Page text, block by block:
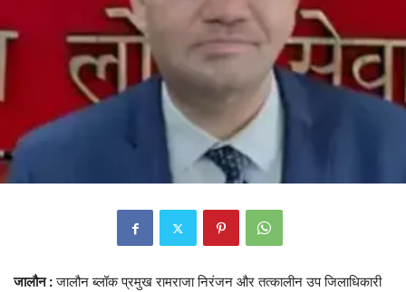
जालौन :जालौन ब्लॉक प्रमुख रामराजा निरंजन और तत्कालीन उप जिलाधिकारी